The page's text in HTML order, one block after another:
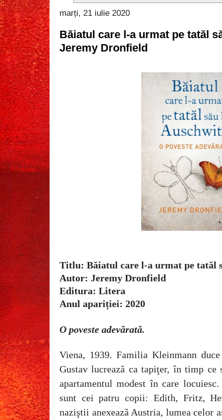
marți, 21 iulie 2020
Băiatul care l-a urmat pe tatăl
Jeremy Dronfield
Titlu: Băiatul care l-a urmat pe tatăl
Autor: Jeremy Dronfield
Editura: Litera
Anul apariției: 2020
O poveste adevărată.
Viena, 1939. Familia Kleinmann
Gustav lucrează ca tapiţer, în timp
apartamentul modest în care
sunt cei patru copii: Edith, Fritz,
naziştii anexează Austria, lumea celor